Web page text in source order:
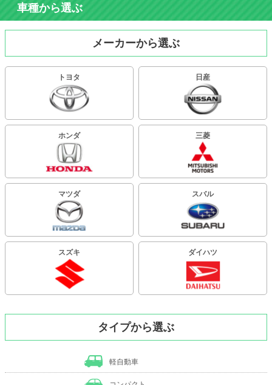
車種から選ぶ
メーカーから選ぶ
トヨタ 日産
ホンダ 三菱
マツダ スバル
スズキ ダイハツ
タイプから選ぶ
軽自動車